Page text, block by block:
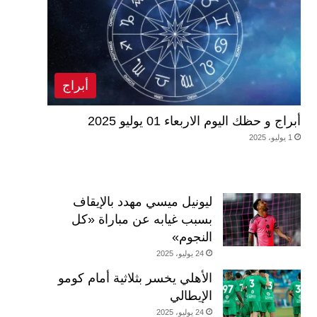
أبراج
أبراج و حظك اليوم الاربعاء 01 يوليو 2025
1 يوليو، 2025
ليونيل ميسي مهدد بالإيقاف
بسبب غيابه عن مباراة «كل
النجوم»
24 يوليو، 2025
الأهلي يخسر بثلاثية أمام كومو
الإيطالي
24 يوليو، 2025